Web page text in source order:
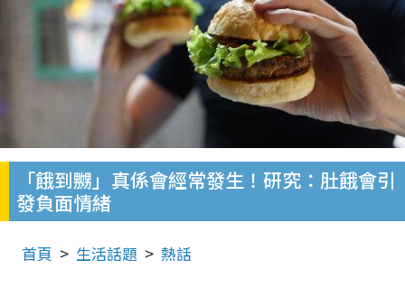
「餓到嬲」真係會經常發生！研究：肚餓會引
發負面情緒
首頁 生活話題 熱話